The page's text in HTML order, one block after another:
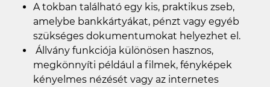
A tokban található egy kis, praktikus zseb,
amelybe bankkártyákat, pénzt vagy egyéb
szükséges dokumentumokat helyezhet el.
Állvány funkciója különösen hasznos,
megkönnyíti például a filmek, fényképek
kényelmes nézését vagy az internetes